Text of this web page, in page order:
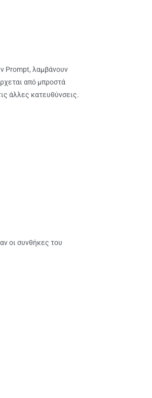
Prompt, λαμβάνουν
από μπροστά
άλλες κατευθύνσεις.
οι συνθήκες του